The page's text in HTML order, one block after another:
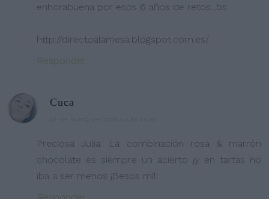
enhorabuena por esos 6 años de retos...bs
http://directoalamesa.blogspot.com.es/
Responder
Cuca
Preciosa Julia. La combinación rosa & marrón
chocolate es siempre un acierto ¡y en tartas no
iba a ser menos ¡Besos mil!